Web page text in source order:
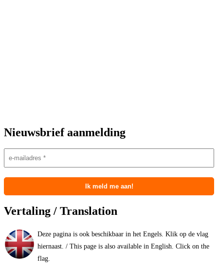
Nieuwsbrief aanmelding
Vertaling / Translation
Deze pagina is ook beschikbaar in het Engels. Klik op de vlag
hiernaast. / This page is also available in English. Click on the
flag.